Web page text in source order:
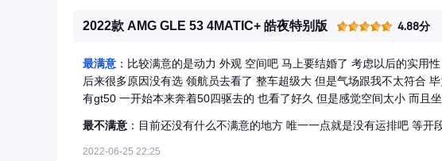
2022款 AMG GLE 53 4MATIC+ 皓夜特别版 4.88分
最满意 ：比较满意的是动力 外观 空间吧 马上要结婚了 考虑以后的实用
后来很多原因没有选 领航员去看了 整车超级大 但是气场跟我不太符合
有gt50 一开始本来奔着50四驱去的 也看了好久 但是感觉空间太小 而且
挺大的 动力随叫随到s+声浪还可以吧 有放炮声 但是这款没有运排 唯一
问题 内饰确实比其他两家更上档次一点? 最关键的是轮毂和红卡钳 最喜
最不满意 ：目前还没有什么不满意的地方 唯一一点就是没有运排吧 等开
2022-06-25 22:25